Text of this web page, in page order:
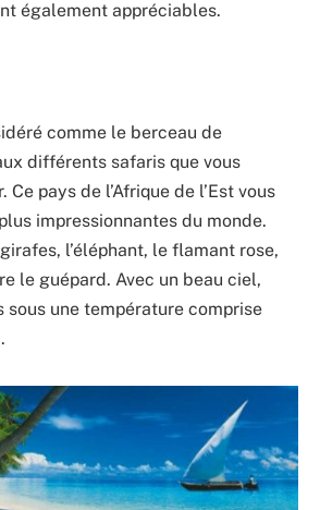
également appréciables.
comme le berceau de
différents safaris que vous
pays de l’Afrique de l’Est vous
impressionnantes du monde.
l’éléphant, le flamant rose,
le guépard. Avec un beau ciel,
une température comprise